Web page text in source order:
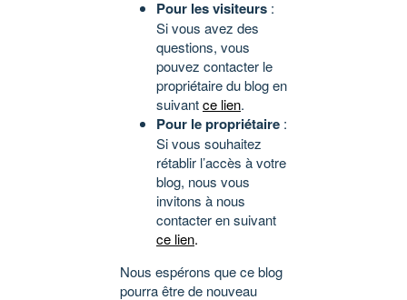
Pour les visiteurs :
Si vous avez des
questions, vous
pouvez contacter le
propriétaire du blog en
suivantce lien.
Pour le propriétaire :
Si vous souhaitez
rétablir l’accès à votre
blog, nous vous
invitons à nous
contacter en suivant
ce lien.
Nous espérons que ce blog
pourra être de nouveau